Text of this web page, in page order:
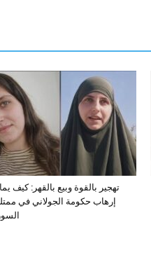
تهجير بالقوة وبيع بالقهر: كيف
إرهاب حكومة الجولاني في